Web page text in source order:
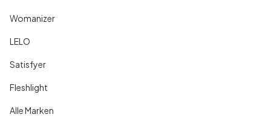
Womanizer
LELO
Satisfyer
Fleshlight
Alle Marken